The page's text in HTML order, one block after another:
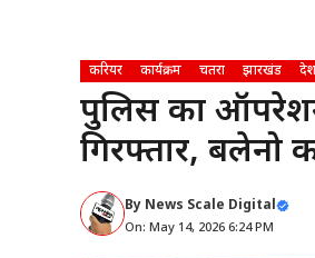
करियर कार्यक्रम चतरा झारखंड देश
पुलिस का
गिरफ्तार, बलेनो
By News Scale Digital
On: May 14, 2026 6:24 PM